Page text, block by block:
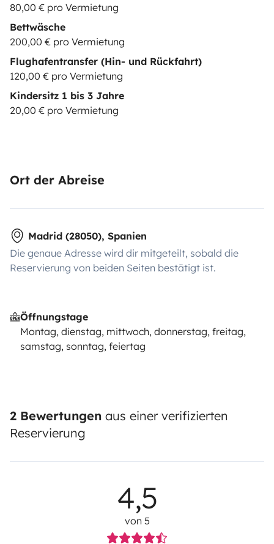
80,00 € pro Vermietung
Bettwäsche
200,00 € pro Vermietung
Flughafentransfer (Hin- und Rückfahrt)
120,00 € pro Vermietung
Kindersitz 1 bis 3 Jahre
20,00 € pro Vermietung
Ort der Abreise
Madrid (28050), Spanien
Die genaue Adresse wird dir mitgeteilt, sobald die
Reservierung von beiden Seiten bestätigt ist.
Öffnungstage
Montag, dienstag, mittwoch, donnerstag, freitag,
samstag, sonntag, feiertag
2 Bewertungen aus einer verifizierten
Reservierung
4,5
von 5